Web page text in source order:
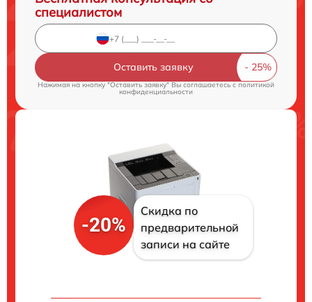
специалистом
Оставить заявку
Нажимая на кнопку "Оставить заявку" Вы соглашаетесь c политикой
конфиденциальности
-20%
Скидка по
предварительной
записи на сайте